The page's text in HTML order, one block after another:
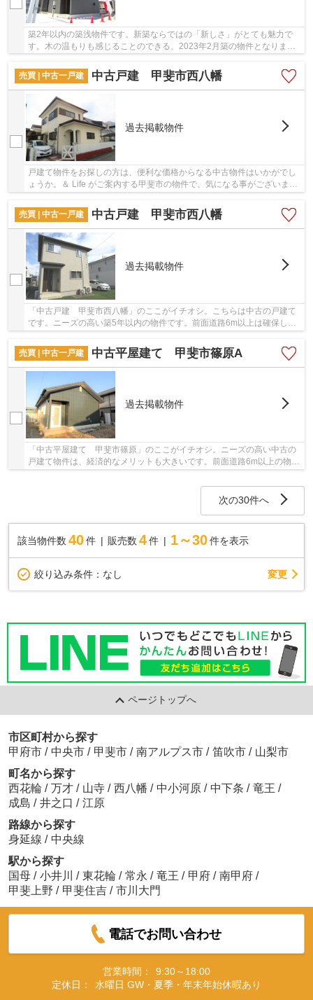
築2年以内の築浅物件です。新築ならではの「新しさ」がとても魅力で
す。木の温もりも感じることのできる、2023年2月築の物件となりま
売買 | 中古一戸建
中古戸建 甲斐市西八幡
過去掲載物件
戸建て物件をお探しの方は、便利な価格からなる中古物件はいかがでし
ょうか。＆ Life がご案内する甲斐市の物件で、気になる事がございまし
売買 | 中古一戸建
中古戸建 甲斐市西八幡
過去掲載物件
「中古戸建 甲斐市西八幡」のここがイチオシ。こちらは中古の戸建て
です。ニーズの高い築5年以内の物件です。前面道路6m以上は確保して
売買 | 中古一戸建
中古平屋建て 甲斐市篠原A
過去掲載物件
「中古平屋建て 甲斐市篠原」のここがイチオシ。ニーズの高い中古の
戸建て物件は、経済的なメリットも大きいです。前面道路6m以上の物件
次の30件へ
該当物件数 40件 販売数 4 件 1～30 件を表示
絞り込み条件： なし 変更
ページトップへ
市区町村から探す
甲府市 / 中央市 / 甲斐市 / 南アルプス市 / 笛吹市 / 山梨市
町名から探す
西花輪 / 万才 / 山寺 / 西八幡 / 中小河原 / 中下条 / 竜王 /
成島 / 井之口 / 江原
路線から探す
身延線 / 中央線
駅から探す
国母 / 小井川 / 東花輪 / 常永 / 竜王 / 甲府 / 南甲府 /
甲斐上野 / 甲斐住吉 / 市川大門
電話でお問い合わせ
営業時間：
9:30～18:00
定休日：
水曜日 GW・夏季・年末年始休暇あり